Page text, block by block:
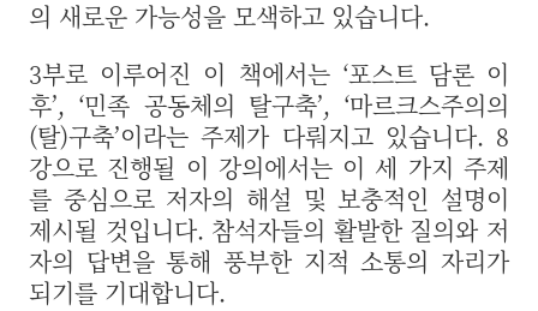
의 새로운 가능성을 모색하고 있습니다.
3부로 이루어진 이 책에서는 ‘포스트 담론 이
후’, ‘민족 공동체의 탈구축’, ‘마르크스주의의
(탈)구축’이라는 주제가 다뤄지고 있습니다. 8
강으로 진행될 이 강의에서는 이 세 가지 주제
를 중심으로 저자의 해설 및 보충적인 설명이
제시될 것입니다. 참석자들의 활발한 질의와 저
자의 답변을 통해 풍부한 지적 소통의 자리가
되기를 기대합니다.